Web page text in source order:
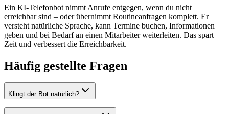
Ein KI-Telefonbot nimmt Anrufe entgegen, wenn du nicht
erreichbar sind – oder übernimmt Routineanfragen komplett. Er
versteht natürliche Sprache, kann Termine buchen, Informationen
geben und bei Bedarf an einen Mitarbeiter weiterleiten. Das spart
Zeit und verbessert die Erreichbarkeit.
Häufig gestellte Fragen
Klingt der Bot natürlich?